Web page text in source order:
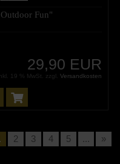
Fun"
29,90 EUR
inkl. 19 % MwSt. zzgl. Versandkosten
2 3 4 5 ... »